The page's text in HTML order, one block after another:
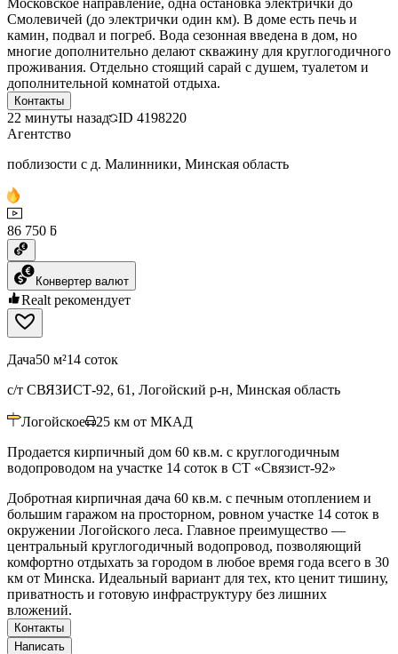
Московское направление, одна остановка электрички до
Смолевичей (до электрички один км). В доме есть печь и
камин, подвал и погреб. Вода сезонная введена в дом, но
многие дополнительно делают скважину для круглогодичного
проживания. Отдельно стоящий сарай с душем, туалетом и
дополнительной комнатой отдыха.
Контакты
22 минуты назад ID 4198220
Агентство
поблизости с д. Малинники, Минская область
86 750 ƃ
Конвертер валют
Realt рекомендует
Дача50 м²14 соток
с/т СВЯЗИСТ-92, 61, Логойский р-н, Минская область
Логойское 25 км от МКАД
Продается кирпичный дом 60 кв.м. с круглогодичным
водопроводом на участке 14 соток в СТ «Связист-92»
Добротная кирпичная дача 60 кв.м. с печным отоплением и
большим гаражом на просторном, ровном участке 14 соток в
окружении Логойского леса. Главное преимущество —
центральный круглогодичный водопровод, позволяющий
комфортно отдыхать за городом в любое время года всего в 30
км от Минска. Идеальный вариант для тех, кто ценит тишину,
приватность и готовую инфраструктуру без лишних
вложений.
Контакты
Написать